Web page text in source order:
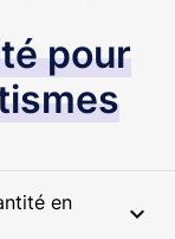
pour
en
expand_more